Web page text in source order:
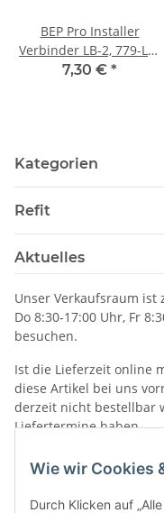
Wie wir Cookies
Durch Klicken auf
BEP Pro Installer
Verbinder LB-2, 779-LB-
2-B
7,30 € *
Kategorien
Refit
Aktuelles
Unser Verkaufsraum ist
Do 8:30-17:00 Uhr, Fr
besuchen.
Ist die Lieferzeit online
diese Artikel bei uns
derzeit nicht bestellbar
Liefertermine haben.
Informationen